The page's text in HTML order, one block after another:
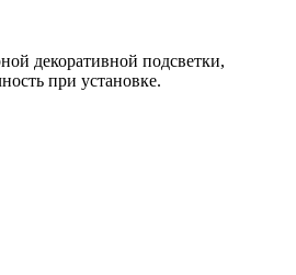
декоративной подсветки,
при установке.